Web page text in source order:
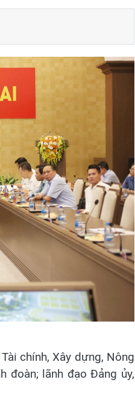
chính, Xây dựng, Nông
đoàn; lãnh đạo Đảng ủy,